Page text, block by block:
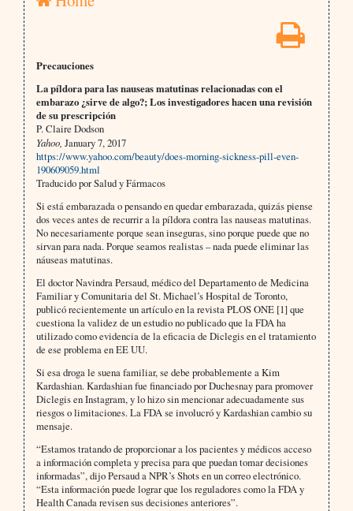
Precauciones
La píldora para las nauseas matutinas relacionadas con el
embarazo ¿sirve de algo?; Los investigadores hacen una revisión
de su prescripción
P. Claire Dodson
Yahoo, January 7, 2017
https://www.yahoo.com/beauty/does-morning-sickness-pill-even-
190609059.html
Traducido por Salud y Fármacos
Si está embarazada o pensando en quedar embarazada, quizás piense
dos veces antes de recurrir a la píldora contra las nauseas matutinas.
No necesariamente porque sean inseguras, sino porque puede que no
sirvan para nada. Porque seamos realistas – nada puede eliminar las
náuseas matutinas.
El doctor Navindra Persaud, médico del Departamento de Medicina
Familiar y Comunitaria del St. Michael’s Hospital de Toronto,
publicó recientemente un artículo en la revista PLOS ONE [1] que
cuestiona la validez de un estudio no publicado que la FDA ha
utilizado como evidencia de la eficacia de Diclegis en el tratamiento
de ese problema en EE UU.
Si esa droga le suena familiar, se debe probablemente a Kim
Kardashian. Kardashian fue financiado por Duchesnay para promover
Diclegis en Instagram, y lo hizo sin mencionar adecuadamente sus
riesgos o limitaciones. La FDA se involucró y Kardashian cambio su
mensaje.
“Estamos tratando de proporcionar a los pacientes y médicos acceso
a información completa y precisa para que puedan tomar decisiones
informadas”, dijo Persaud a NPR’s Shots en un correo electrónico.
“Esta información puede lograr que los reguladores como la FDA y
Health Canada revisen sus decisiones anteriores”.